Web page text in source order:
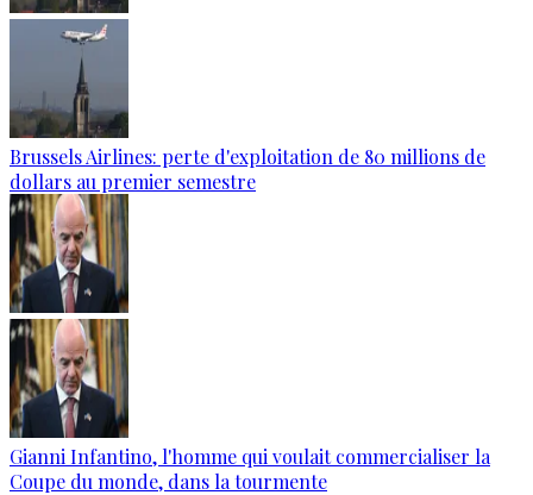
Brussels Airlines: perte d'exploitation de 80 millions de
dollars au premier semestre
Gianni Infantino, l'homme qui voulait commercialiser la
Coupe du monde, dans la tourmente